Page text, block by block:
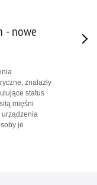
- nowe
znalazły
status
mięśni
urządzenia
je